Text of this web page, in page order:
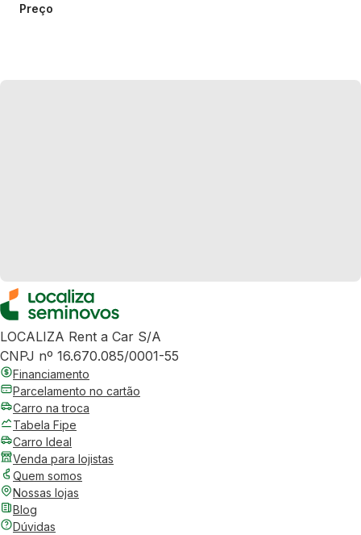
Preço
LOCALIZA Rent a Car S/A
CNPJ nº 16.670.085/0001-55
Financiamento
Parcelamento no cartão
Carro na troca
Tabela Fipe
Carro Ideal
Venda para lojistas
Quem somos
Nossas lojas
Blog
Dúvidas